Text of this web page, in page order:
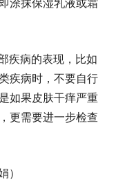
涂抹保湿乳液或霜
疾病的表现，比如
疾病时，不要自行
如果皮肤干痒严重
更需要进一步检查
）